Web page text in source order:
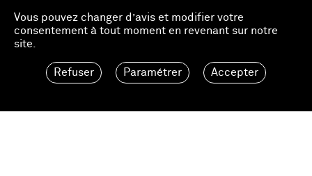
Vous pouvez changer d’avis et modifier votre
consentement à tout moment en revenant sur notre
site.
Refuser Paramétrer Accepter
Sélectionner une édition
600.00 EUR Ajouter au panier